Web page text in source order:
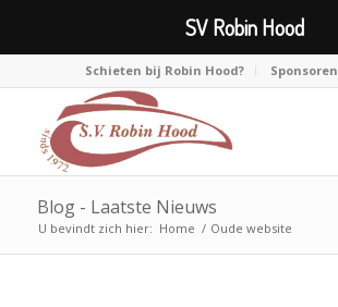
Schieten bij Robin Hood? Sponsoren
Blog - Laatste Nieuws
U bevindt zich hier: Home / Oude website
SV Robin Hood